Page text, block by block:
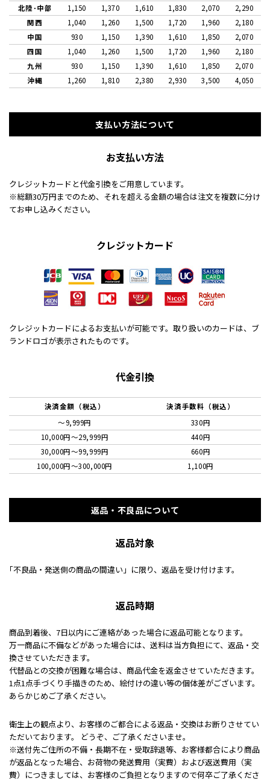
北陸･中部 1,150 1,370 1,610 1,830 2,070
2,290
関西
1,040 1,260 1,500 1,720 1,960
2,180
中国
930 1,150 1,390 1,610 1,850
2,070
四国
1,040 1,260 1,500 1,720 1,960
2,180
九州
930 1,150 1,390 1,610 1,850
2,070
沖縄
1,260 1,810 2,380 2,930 3,500 4,050
支払い方法について
お支払い方法
クレジットカードと代金引換をご用意しています。
※総額30万円までのため、それを超える金額の場合は注文を複数に分け
てお申し込みください。
クレジットカード
クレジットカードによるお支払いが可能です。取り扱いのカードは、ブ
ランドロゴが表示されたものです。
代金引換
決済金額（税込）
決済手数料（税込）
～9,999円
330円
10,000円〜29,999円
440円
30,000円〜99,999円
660円
100,000円〜300,000円
1,100円
返品・不良品について
返品対象
｢不良品・発送側の商品の間違い」に限り、返品を受け付けます。
返品時期
商品到着後、7日以内にご連絡があった場合に返品可能となります。
万一商品に不備などがあった場合には、送料は当方負担にて、返品・交
換させていただきます。
代替品との交換が困難な場合は、商品代金を返金させていただきます。
1点1点手づくり手描きのため、絵付けの違い等の個体差がございます。
あらかじめご了承ください。
衛生上の観点より、お客様のご都合による返品・交換はお断りさせてい
ただいております。 どうぞ、ご了承くださいませ。
※送付先ご住所の不備・長期不在・受取辞退等、お客様都合により商品
が返品となった場合、お荷物の発送費用（実費）および返送費用（実
費）につきましては、お客様のご負担となりますので何卒ご了承くださ